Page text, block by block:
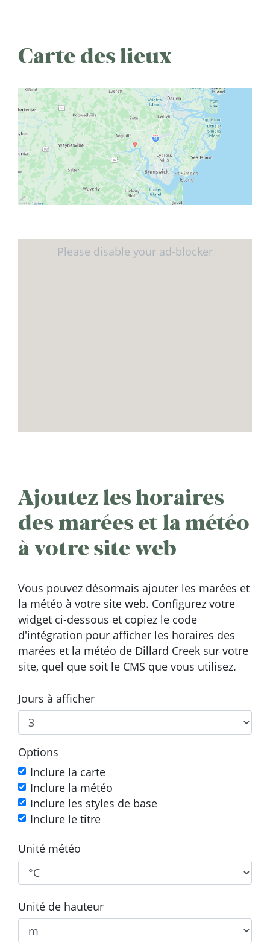
Carte des lieux
Ajoutez les horaires
des marées et la météo
à votre site web
Vous pouvez désormais ajouter les marées et
la météo à votre site web. Configurez votre
widget ci-dessous et copiez le code
d'intégration pour afficher les horaires des
marées et la météo de Dillard Creek sur votre
site, quel que soit le CMS que vous utilisez.
Jours à afficher
Options
Inclure la carte
Inclure la météo
Inclure les styles de base
Inclure le titre
Unité météo
Unité de hauteur